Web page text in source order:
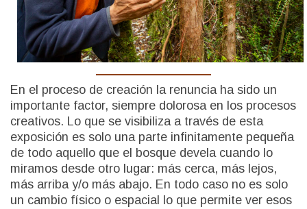
En el proceso de creación la renuncia ha sido un
importante factor, siempre dolorosa en los procesos
creativos. Lo que se visibiliza a través de esta
exposición es solo una parte infinitamente pequeña
de todo aquello que el bosque devela cuando lo
miramos desde otro lugar: más cerca, más lejos,
más arriba y/o más abajo. En todo caso no es solo
un cambio físico o espacial lo que permite ver esos